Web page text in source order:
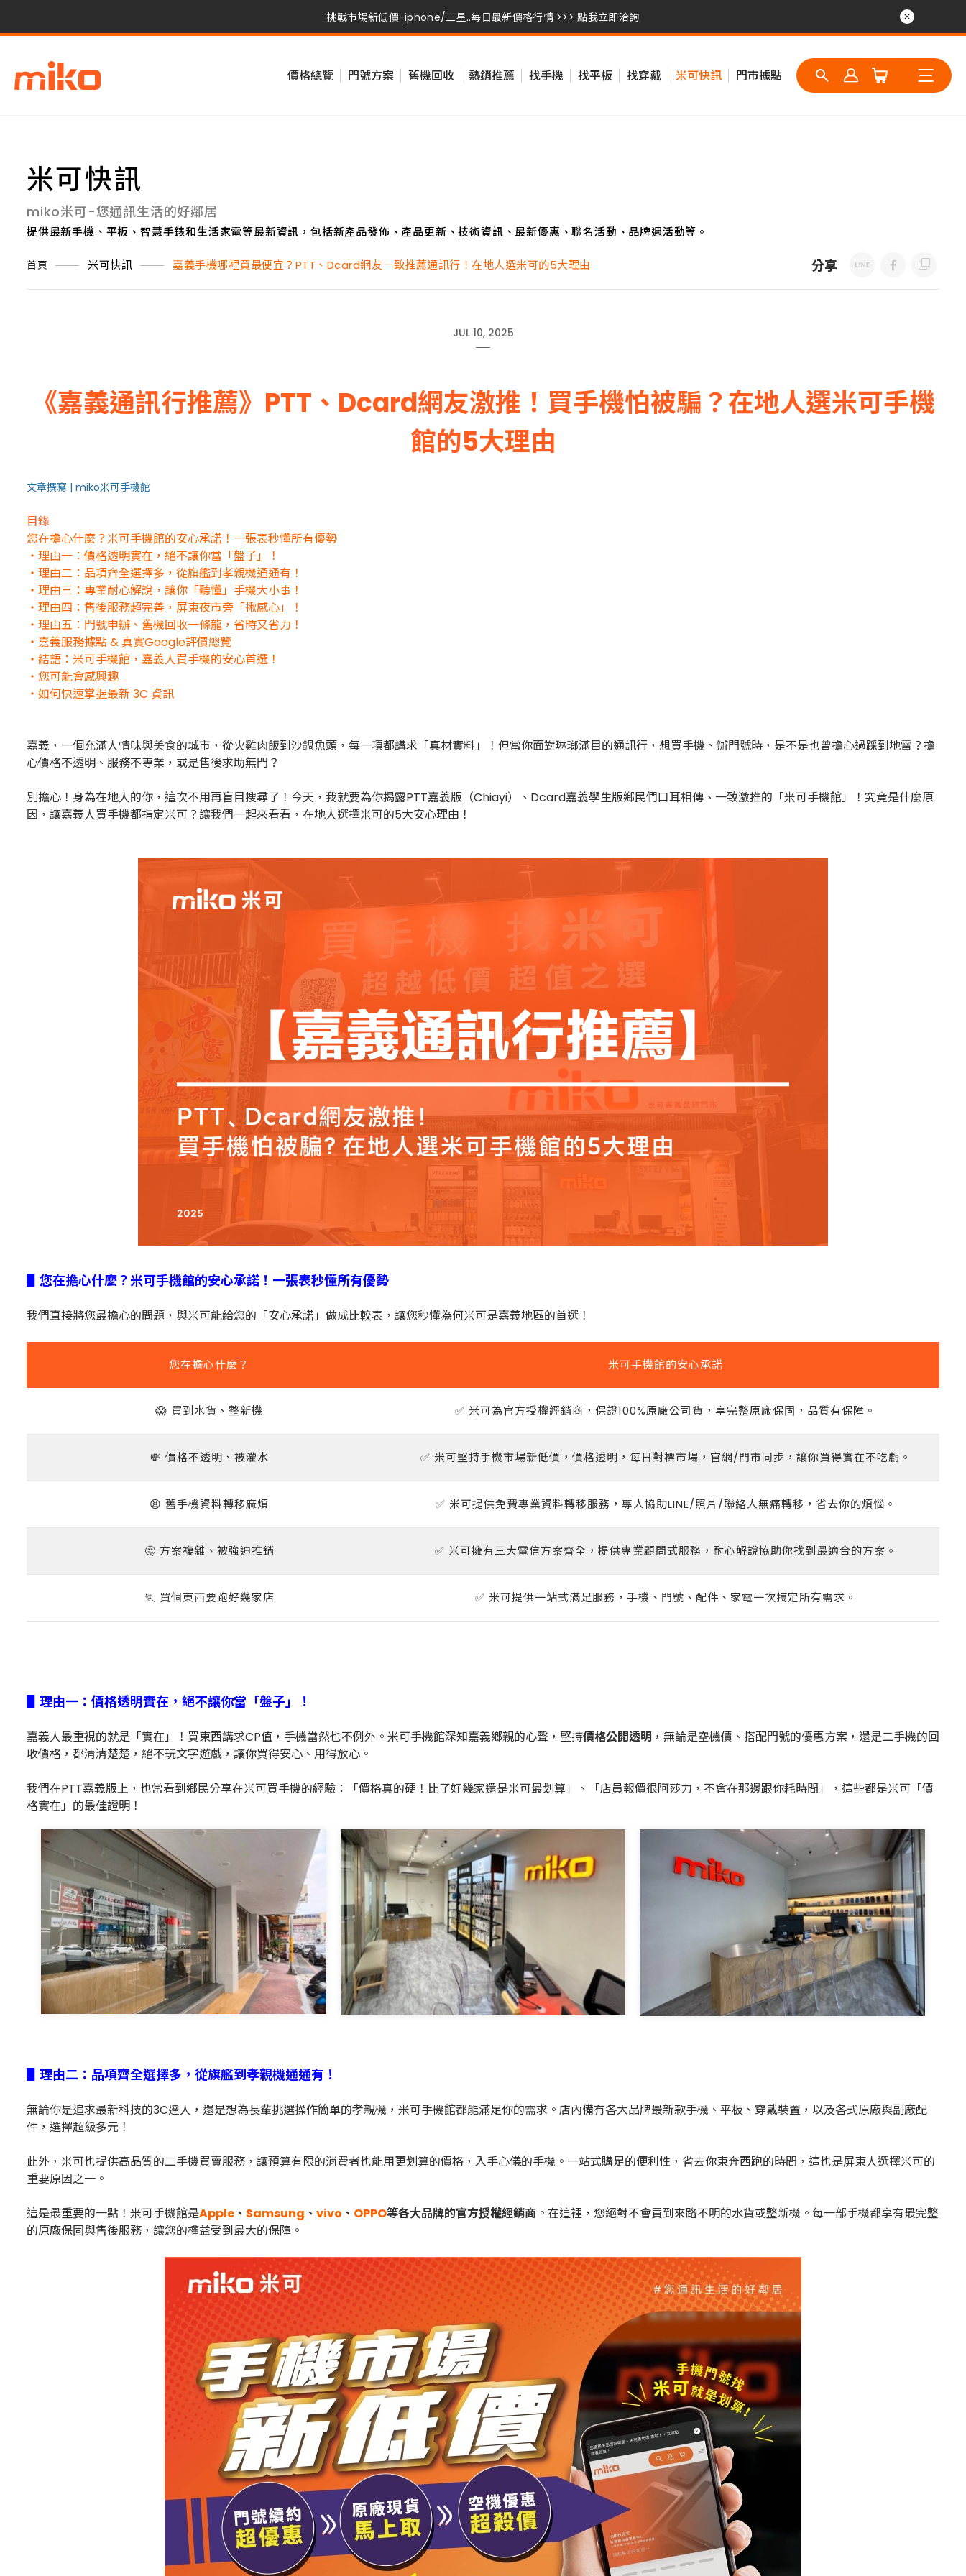
挑戰市場新低價-iphone/三星..每日最新價格行情 >>> 點我立即洽詢
挑戰市場新低價-iphone/三星..每日最新價格行情 >>> 點我立即洽詢
價格總覽 門號方案 舊機回收 熱銷推薦 找手機 找平板 找穿戴 米可快訊 門市據點
米可快訊
miko米可-您通訊生活的好鄰居
提供最新手機、平板、智慧手錶和生活家電等最新資訊，包括新產品發佈、產品更新、技術資訊、最新優惠、聯名活動、品牌週活動等。
首頁 米可快訊 嘉義手機哪裡買最便宜？PTT、Dcard網友一致推薦通訊行！在地人選米可的5大理由 分享
JUL 10, 2025
《嘉義通訊行推薦》PTT、Dcard網友激推！買手機怕被騙？在地人選米可手機
館的5大理由
文章撰寫 | miko米可手機館
目錄
您在擔心什麼？米可手機館的安心承諾！一張表秒懂所有優勢
・理由一：價格透明實在，絕不讓你當「盤子」！
・理由二：品項齊全選擇多，從旗艦到孝親機通通有！
・理由三：專業耐心解說，讓你「聽懂」手機大小事！
・理由四：售後服務超完善，屏東夜市旁「揪感心」！
・理由五：門號申辦、舊機回收一條龍，省時又省力！
・嘉義服務據點 & 真實Google評價總覽
・結語：米可手機館，嘉義人買手機的安心首選！
・您可能會感興趣
・如何快速掌握最新 3C 資訊
嘉義，一個充滿人情味與美食的城市，從火雞肉飯到沙鍋魚頭，每一項都講求「真材實料」！但當你面對琳瑯滿目的通訊行，想買手機、辦門號時，是不是也曾擔心過踩到地雷？擔
心價格不透明、服務不專業，或是售後求助無門？
別擔心！身為在地人的你，這次不用再盲目搜尋了！今天，我就要為你揭露PTT嘉義版（Chiayi）、Dcard嘉義學生版鄉民們口耳相傳、一致激推的「米可手機館」！究竟是什麼原
因，讓嘉義人買手機都指定米可？讓我們一起來看看，在地人選擇米可的5大安心理由！
▋您在擔心什麼？米可手機館的安心承諾！一張表秒懂所有優勢
我們直接將您最擔心的問題，與米可能給您的「安心承諾」做成比較表，讓您秒懂為何米可是嘉義地區的首選！
您在擔心什麼？ 米可手機館的安心承諾
😱 買到水貨、整新機 ✅ 米可為官方授權經銷商，保證100%原廠公司貨，享完整原廠保固，品質有保障。
💸 價格不透明、被灌水 ✅ 米可堅持手機市場新低價，價格透明，每日對標市場，官網/門市同步，讓你買得實在不吃虧。
😫 舊手機資料轉移麻煩 ✅ 米可提供免費專業資料轉移服務，專人協助LINE/照片/聯絡人無痛轉移，省去你的煩惱。
🤔 方案複雜、被強迫推銷 ✅ 米可擁有三大電信方案齊全，提供專業顧問式服務，耐心解說協助你找到最適合的方案。
🏃 買個東西要跑好幾家店 ✅ 米可提供一站式滿足服務，手機、門號、配件、家電一次搞定所有需求。
▋理由一：價格透明實在，絕不讓你當「盤子」！
嘉義人最重視的就是「實在」！買東西講求CP值，手機當然也不例外。米可手機館深知嘉義鄉親的心聲，堅持價格公開透明 ，無論是空機價、搭配門號的優惠方案，還是二手機的回
收價格，都清清楚楚，絕不玩文字遊戲，讓你買得安心、用得放心。
我們在PTT嘉義版上，也常看到鄉民分享在米可買手機的經驗：「價格真的硬！比了好幾家還是米可最划算」、「店員報價很阿莎力，不會在那邊跟你耗時間」，這些都是米可「價
格實在」的最佳證明！
▋理由二：品項齊全選擇多，從旗艦到孝親機通通有！
無論你是追求最新科技的3C達人，還是想為長輩挑選操作簡單的孝親機，米可手機館都能滿足你的需求。店內備有各大品牌最新款手機、平板、穿戴裝置，以及各式原廠與副廠配
件，選擇超級多元！
此外，米可也提供高品質的二手機買賣服務，讓預算有限的消費者也能用更划算的價格，入手心儀的手機。一站式購足的便利性，省去你東奔西跑的時間，這也是屏東人選擇米可的
重要原因之一。
這是最重要的一點！米可手機館是Apple 、 Samsung 、 vivo 、 OPPO等各大品牌的官方授權經銷商 。在這裡，您絕對不會買到來路不明的水貨或整新機。每一部手機都享有最完整
的原廠保固與售後服務，讓您的權益受到最大的保障。